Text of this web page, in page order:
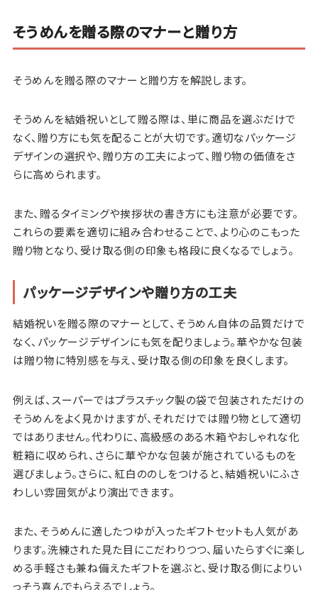
そうめんを贈る際のマナーと贈り方
そうめんを贈る際のマナーと贈り方を解説します。
そうめんを結婚祝いとして贈る際は、単に商品を選ぶだけで
なく、贈り方にも気を配ることが大切です。適切なパッケージ
デザインの選択や、贈り方の工夫によって、贈り物の価値をさ
らに高められます。
また、贈るタイミングや挨拶状の書き方にも注意が必要です。
これらの要素を適切に組み合わせることで、より心のこもった
贈り物となり、受け取る側の印象も格段に良くなるでしょう。
パッケージデザインや贈り方の工夫
結婚祝いを贈る際のマナーとして、そうめん自体の品質だけで
なく、パッケージデザインにも気を配りましょう。華やかな包装
は贈り物に特別感を与え、受け取る側の印象を良くします。
例えば、スーパーではプラスチック製の袋で包装されただけの
そうめんをよく見かけますが、それだけでは贈り物として適切
ではありません。代わりに、高級感のある木箱やおしゃれな化
粧箱に収められ、さらに華やかな包装が施されているものを
選びましょう。さらに、紅白ののしをつけると、結婚祝いにふさ
わしい雰囲気がより演出できます。
また、そうめんに適したつゆが入ったギフトセットも人気があ
ります。洗練された見た目にこだわりつつ、届いたらすぐに楽し
める手軽さも兼ね備えたギフトを選ぶと、受け取る側によりい
っそう喜んでもらえるでしょう。